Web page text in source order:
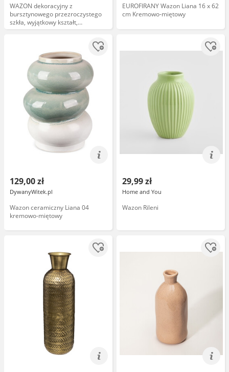
WAZON dekoracyjny z
bursztynowego przezroczystego
szkła, wyjątkowy kształt,
nowoczesny styl
EUROFIRANY Wazon Liana 16 x 62
cm Kremowo-miętowy
129,00 zł
DywanyWitek.pl
Wazon ceramiczny Liana 04
kremowo-miętowy
29,99 zł
Home and You
Wazon Rileni